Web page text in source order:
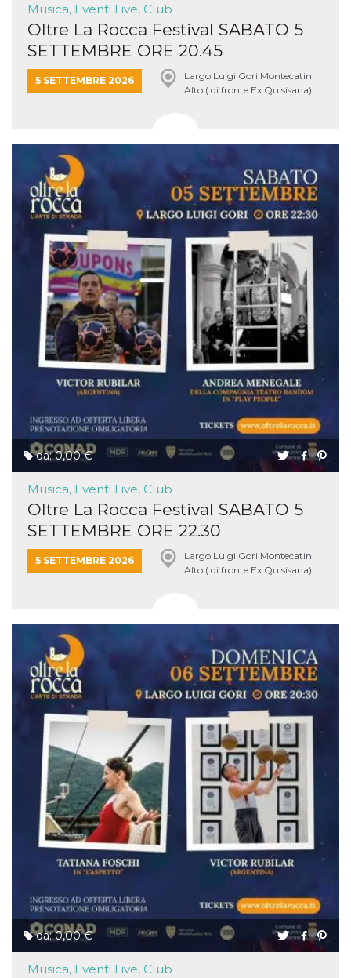
Musica, Eventi Live, Club
Oltre La Rocca Festival SABATO 5
SETTEMBRE ORE 20.45
5 SETTEMBRE 2026
Largo Luigi Gori Montecatini
Alto ( di fronte Ex Quisisana),
da: 0,00 €
Musica, Eventi Live, Club
Oltre La Rocca Festival SABATO 5
SETTEMBRE ORE 22.30
5 SETTEMBRE 2026
Largo Luigi Gori Montecatini
Alto ( di fronte Ex Quisisana),
da: 0,00 €
Musica, Eventi Live, Club